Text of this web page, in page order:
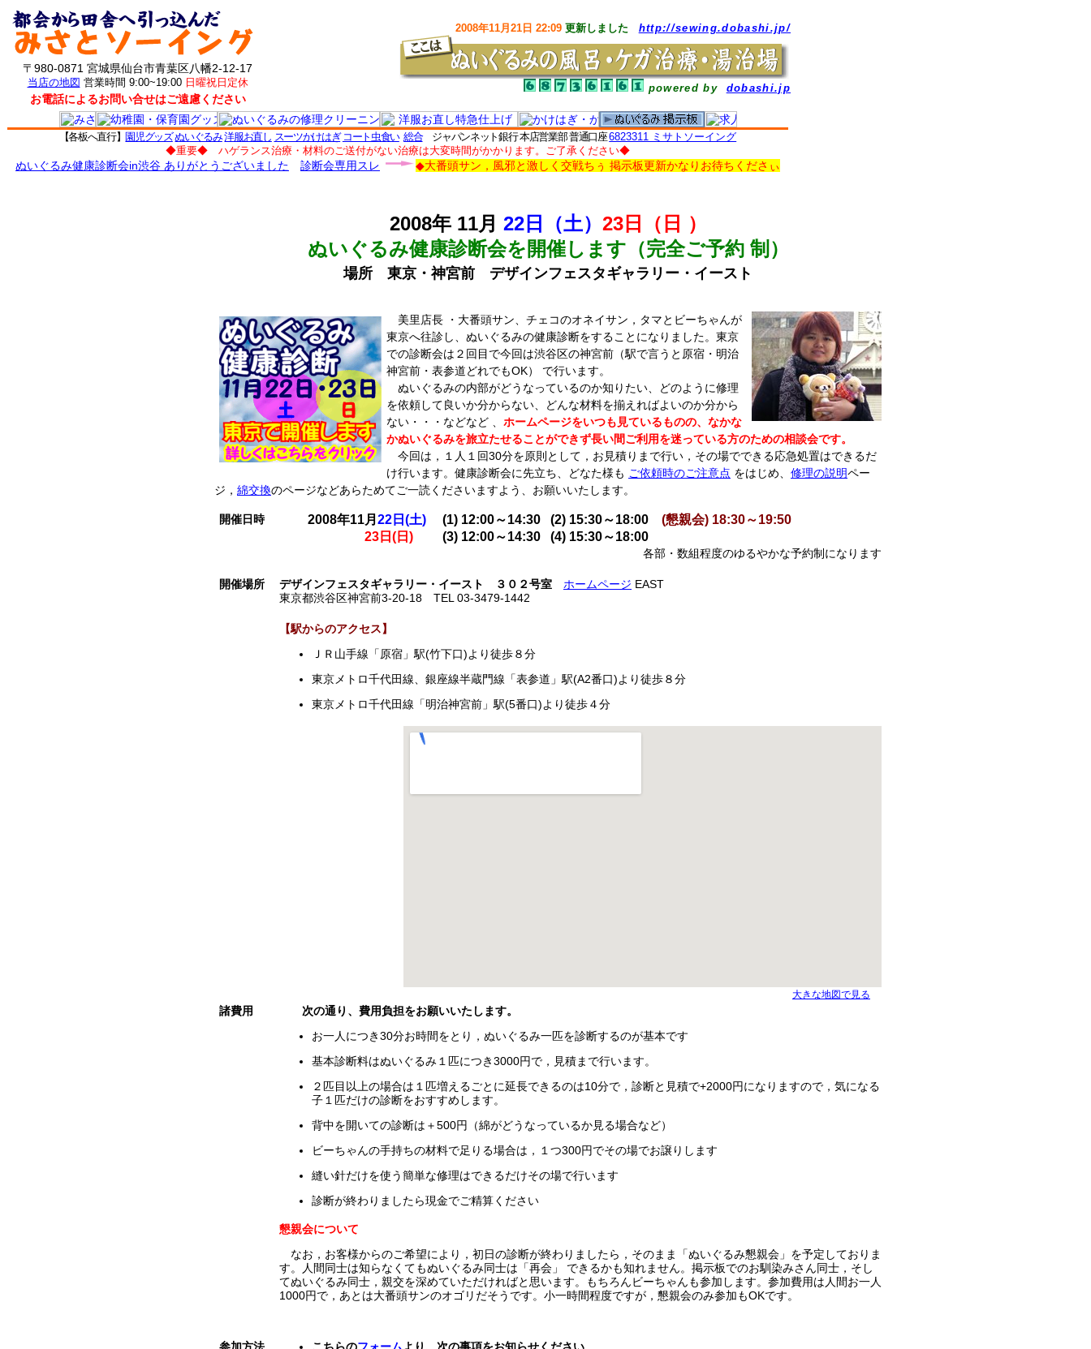
〒980-0871 宮城県仙台市青葉区八幡2-12-17
当店の地図 営業時間 9:00~19:00日曜祝日定休
お電話によるお問い合せはご遠慮ください
2008年11月21日 22:09更新しました http://sewing.dobashi.jp/
powered by dobashi.jp
【各板へ直行】 園児グッズぬいぐるみ洋服お直し スーツかけはぎ コート虫食い 総合ジャパンネット銀行 本店営業部 普通口座6823311 ミサトソーイング
◆重要◆ ハゲランス治療・材料のご送付がない治療は大変時間がかかります。ご了承ください◆
ぬいぐるみ健康診断会in渋谷 ありがとうございました 診断会専用スレ ◆大番頭サン，風邪と激しく交戦ちぅ 掲示板更新かなりお待ちくださぃ
2008年 11月 22日（土） 23日（日 ）
ぬいぐるみ健康診断会を開催します（完全ご予約 制）
場所 東京・神宮前 デザインフェスタギャラリー・イースト
美里店長 ・大番頭サン、チェコのオネイサン，タマとビーちゃんが
東京へ往診し、ぬいぐるみの健康診断をすることになりました。東京
での診断会は２回目で今回は渋谷区の神宮前（駅で言うと原宿・明治
神宮前・表参道どれでもOK） で行います。
ぬいぐるみの内部がどうなっているのか知りたい、どのように修理
を依頼して良いか分からない、どんな材料を揃えればよいのか分から
ない・・・などなど 、 ホームページをいつも見ているものの、なかな
かぬいぐるみを旅立たせることができず長い間ご利用を迷っている方のための相談会です。
今回は，１人１回30分を原則として，お見積りまで行い，その場でできる応急処置はできるだ
け行います。健康診断会に先立ち、どなた様も ご依頼時のご注意点 をはじめ、 修理の説明ペー
ジ， 綿交換のページなどあらためてご一読くださいますよう、お願いいたします。
開催日時 2008年11月 22日(土) (1) 12:00～14:30 (2) 15:30～18:00 (懇親会) 18:30～19:50
23日(日)
(3) 12:00～14:30 (4) 15:30～18:00
各部・数組程度のゆるやかな予約制になります
開催場所 デザインフェスタギャラリー・イースト ３０２号室 ホームページ EAST
東京都渋谷区神宮前3-20-18 TEL 03-3479-1442
【駅からのアクセス】
ＪＲ山手線「原宿」駅(竹下口)より徒歩８分
東京メトロ千代田線、銀座線半蔵門線「表参道」駅(A2番口)より徒歩８分
東京メトロ千代田線「明治神宮前」駅(5番口)より徒歩４分
大きな地図で見る
諸費用
次の通り、費用負担をお願いいたします。
お一人につき30分お時間をとり，ぬいぐるみ一匹を診断するのが基本です
基本診断料はぬいぐるみ１匹につき3000円で，見積まで行います。
２匹目以上の場合は１匹増えるごとに延長できるのは10分で，診断と見積で+2000円になりますので，気になる
子１匹だけの診断をおすすめします。
背中を開いての診断は＋500円（綿がどうなっているか見る場合など）
ビーちゃんの手持ちの材料で足りる場合は，１つ300円でその場でお譲りします
縫い針だけを使う簡単な修理はできるだけその場で行います
診断が終わりましたら現金でご精算ください
懇親会について
なお，お客様からのご希望により，初日の診断が終わりましたら，そのまま「ぬいぐるみ懇親会」を予定しておりま
す。人間同士は知らなくてもぬいぐるみ同士は「再会」 できるかも知れません。掲示板でのお馴染みさん同士，そし
てぬいぐるみ同士，親交を深めていただければと思います。もちろんビーちゃんも参加します。参加費用は人間お一人
1000円で，あとは大番頭サンのオゴリだそうです。小一時間程度ですが，懇親会のみ参加もOKです。